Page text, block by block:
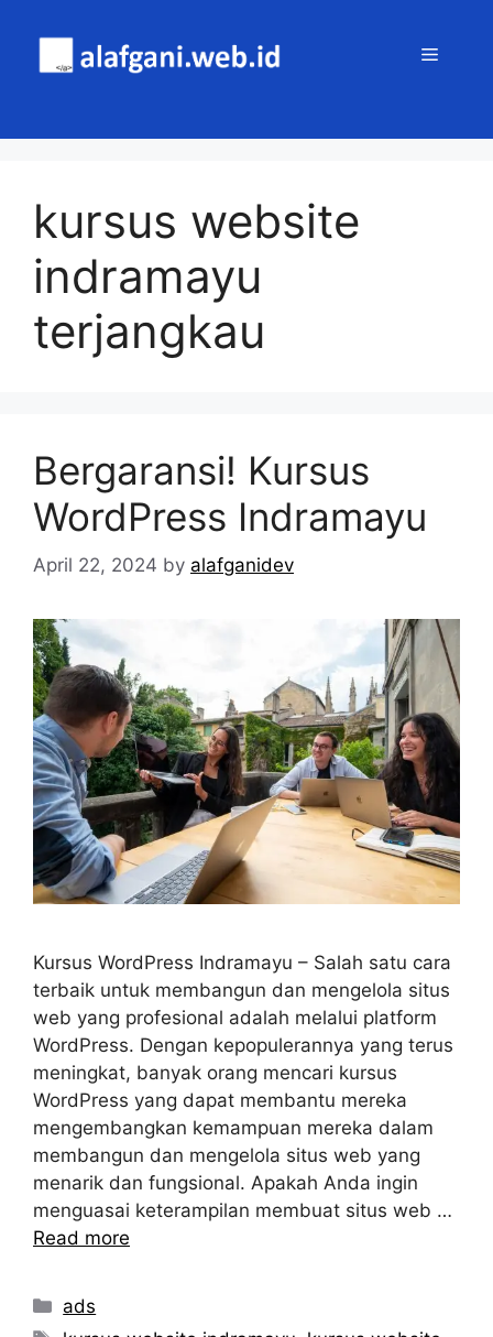
content
MENU
kursus website
indramayu
terjangkau
Bergaransi! Kursus
WordPress Indramayu
April 22, 2024 by alafganidev
Kursus WordPress Indramayu – Salah satu cara
terbaik untuk membangun dan mengelola situs
web yang profesional adalah melalui platform
WordPress. Dengan kepopulerannya yang terus
meningkat, banyak orang mencari kursus
WordPress yang dapat membantu mereka
mengembangkan kemampuan mereka dalam
membangun dan mengelola situs web yang
menarik dan fungsional. Apakah Anda ingin
menguasai keterampilan membuat situs web …
Read more
Categories
ads